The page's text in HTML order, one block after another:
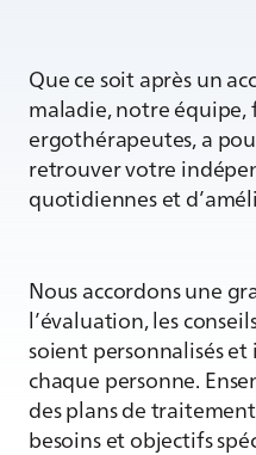
Que ce soit après un
maladie, notre équipe,
ergothérapeutes, a
retrouver votre
quotidiennes et
Nous accordons une
l’évaluation, les
soient personnalisés
chaque personne.
des plans de
besoins et objectifs